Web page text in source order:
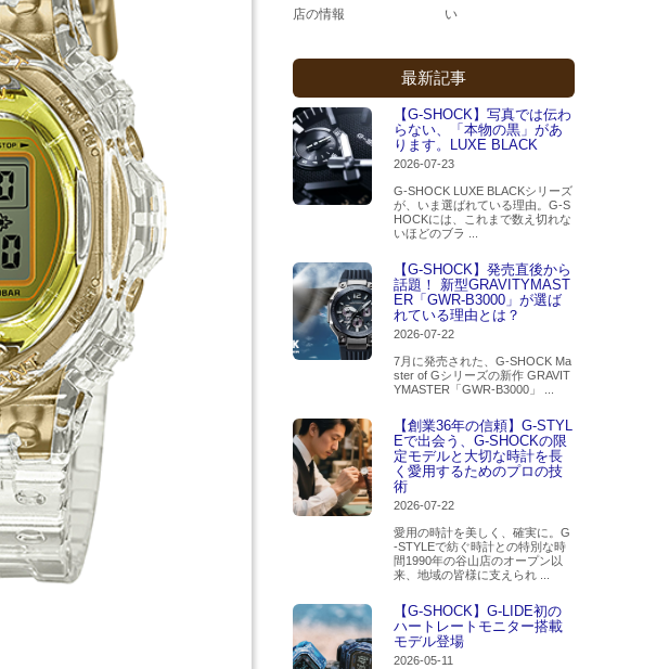
店の情報
い
最新記事
【G-SHOCK】写真では伝わ
らない、「本物の黒」があ
ります。LUXE BLACK
2026-07-23
G-SHOCK LUXE BLACKシリーズ
が、いま選ばれている理由。G-S
HOCKには、これまで数え切れな
いほどのブラ ...
【G-SHOCK】発売直後から
話題！ 新型GRAVITYMAST
ER「GWR-B3000」が選ば
れている理由とは？
2026-07-22
7月に発売された、G-SHOCK Ma
ster of Gシリーズの新作 GRAVIT
YMASTER「GWR-B3000」 ...
【創業36年の信頼】G-STYL
Eで出会う、G-SHOCKの限
定モデルと大切な時計を長
く愛用するためのプロの技
術
2026-07-22
愛用の時計を美しく、確実に。G
-STYLEで紡ぐ時計との特別な時
間1990年の谷山店のオープン以
来、地域の皆様に支えられ ...
【G-SHOCK】G-LIDE初の
ハートレートモニター搭載
モデル登場
2026-05-11